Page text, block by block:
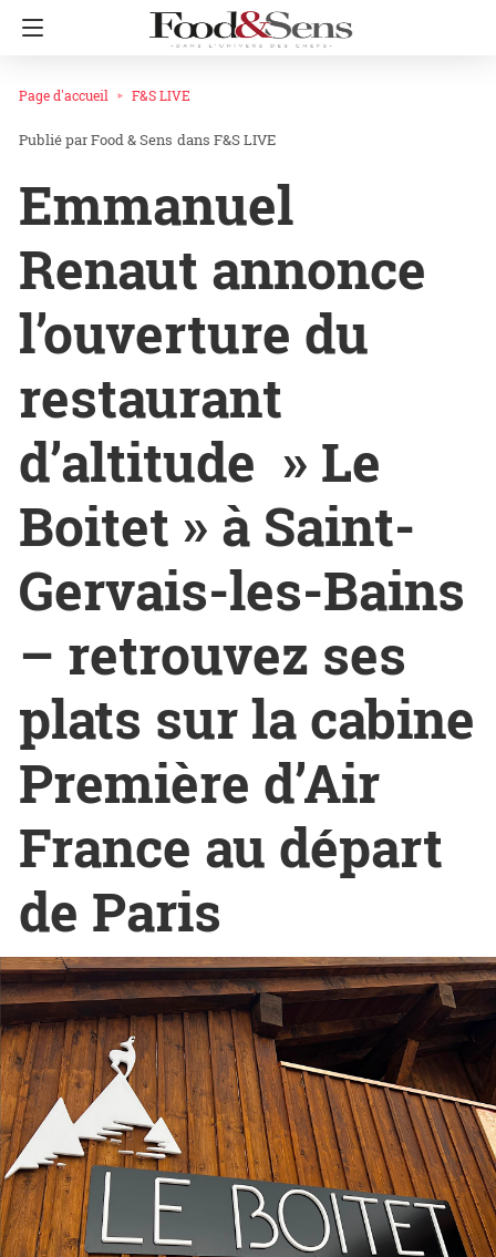
Page d'accueil F&S LIVE
Food & Sens dans F&S LIVE
Emmanuel
Renaut annonce
l’ouverture du
restaurant
d’altitude » Le
Boitet » à Saint-
Gervais-les-Bains
– retrouvez ses
plats sur la cabine
Première d’Air
France au départ
de Paris